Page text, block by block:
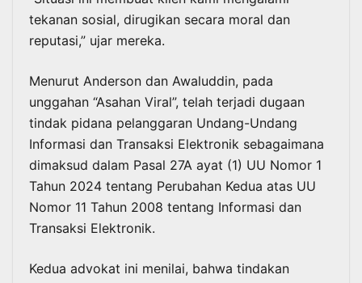
tekanan sosial, dirugikan secara moral dan
reputasi,” ujar mereka.
Menurut Anderson dan Awaluddin, pada
unggahan “Asahan Viral”, telah terjadi dugaan
tindak pidana pelanggaran Undang-Undang
Informasi dan Transaksi Elektronik sebagaimana
dimaksud dalam Pasal 27A ayat (1) UU Nomor 1
Tahun 2024 tentang Perubahan Kedua atas UU
Nomor 11 Tahun 2008 tentang Informasi dan
Transaksi Elektronik.
Kedua advokat ini menilai, bahwa tindakan